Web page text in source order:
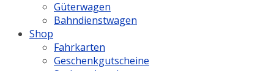
Güterwagen
Bahndienstwagen
Shop
Fahrkarten
Geschenkgutscheine